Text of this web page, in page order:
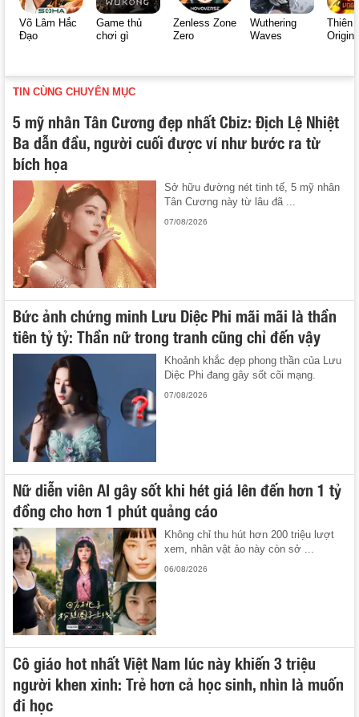
Võ Lâm Hắc
Đạo
Game thủ
chơi gì
Zenless Zone
Zero
Wuthering
Waves
Thiên
Origin
TIN CÙNG CHUYÊN MỤC
5 mỹ nhân Tân Cương đẹp nhất Cbiz: Địch Lệ Nhiệt
Ba dẫn đầu, người cuối được ví như bước ra từ
bích họa
Sở hữu đường nét tinh tế, 5 mỹ nhân
Tân Cương này từ lâu đã ...
07/08/2026
Bức ảnh chứng minh Lưu Diệc Phi mãi mãi là thần
tiên tỷ tỷ: Thần nữ trong tranh cũng chỉ đến vậy
Khoảnh khắc đẹp phong thần của Lưu
Diệc Phi đang gây sốt cõi mạng.
07/08/2026
Nữ diễn viên AI gây sốt khi hét giá lên đến hơn 1 tỷ
đồng cho hơn 1 phút quảng cáo
Không chỉ thu hút hơn 200 triệu lượt
xem, nhân vật ảo này còn sở ...
06/08/2026
Cô giáo hot nhất Việt Nam lúc này khiến 3 triệu
người khen xinh: Trẻ hơn cả học sinh, nhìn là muốn
đi học